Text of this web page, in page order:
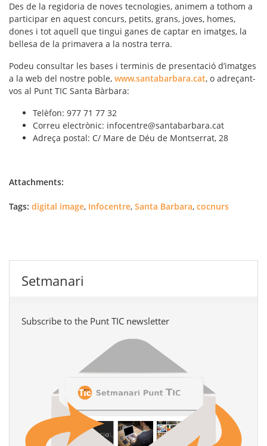
Des de la regidoria de noves tecnologies, animem a tothom a
participar en aquest concurs, petits, grans, joves, homes,
dones i tot aquell que tingui ganes de captar en imatges, la
bellesa de la primavera a la nostra terra.
Podeu consultar les bases i terminis de presentació d’imatges
a la web del nostre poble, www.santabarbara.cat, o adreçant-
vos al Punt TIC Santa Bàrbara:
Telèfon: 977 71 77 32
Correu electrònic: infocentre@santabarbara.cat
Adreça postal: C/ Mare de Déu de Montserrat, 28
Attachments:
Tags: digital image, Infocentre, Santa Barbara, cocnurs
Setmanari
Subscribe to the Punt TIC newsletter